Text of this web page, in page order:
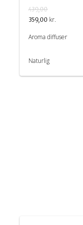
439,00
359,00 kr.
Aroma diffuser
Naturlig